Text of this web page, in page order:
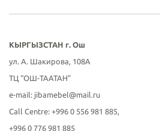
КЫРГЫЗСТАН г. Ош
ул. А. Шакирова, 108А
ТЦ “ОШ-ТААТАН”
е-mail: jibamebel@mail.ru
Call Centre: +996 0 556 981 885,
+996 0 776 981 885